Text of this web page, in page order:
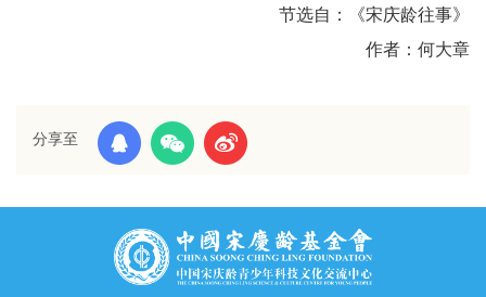
节选自：《宋庆龄往事》
作者：何大章
分享至